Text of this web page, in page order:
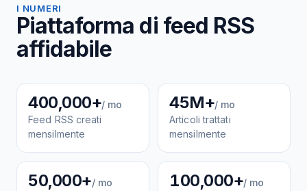
I NUMERI
Piattaforma di feed RSS
affidabile
400,000+/ mo
Feed RSS creati
mensilmente
45M+/ mo
Articoli trattati
mensilmente
50,000+/ mo
100,000+/ mo